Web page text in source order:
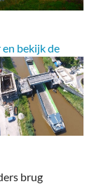
en bekijk de
brug